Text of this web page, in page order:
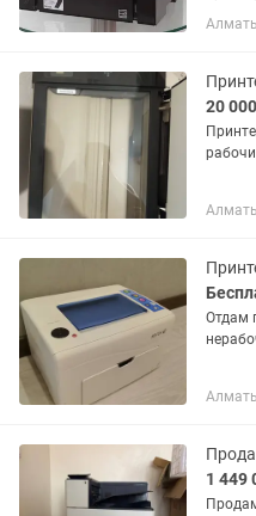
Алматы-Almaty
комплекте.
20
Отдам
1 449